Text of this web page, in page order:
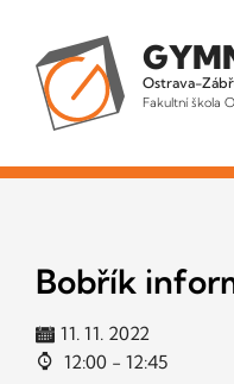
Ostrava-
Fakultní škola
Bobřík
11. 11. 2022
12:00 - 12:45